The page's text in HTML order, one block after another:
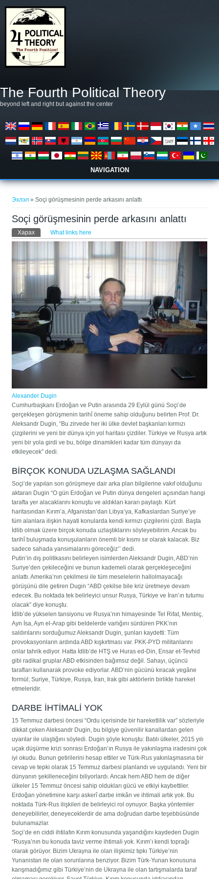
The Fourth Political Theory
beyond left and right but against the center
NAVIGATION
Эхлэл » Soçi görüşmesinin perde arkasını anlattı
Soçi görüşmesinin perde arkasını anlattı
Primary tabs
Харах (active tab)What links here
Alexander Dugin
Cumhurbaşkanı Erdoğan ve Putin arasında 29 Eylül günü Soçi’de
gerçekleşen görüşmenin tarihî öneme sahip olduğunu belirten Prof. Dr.
Aleksandr Dugin, “Bu zirvede her iki ülke devlet başkanları kırmızı
çizgilerini ve yeni bir dünya için yol haritası çizdiler. Türkiye ve Rusya artık
yeni bir yola girdi ve bu, bölge dinamikleri kadar tüm dünyayı da
etkileyecek” dedi.
BİRÇOK KONUDA UZLAŞMA SAĞLANDI
Soçi’de yapılan son görüşmeye dair arka plan bilgilerine vakıf olduğunu
aktaran Dugin “O gün Erdoğan ve Putin dünya dengeleri açısından hangi
tarafta yer alacaklarını konuştu ve aldıkları kararı paylaştı. Kürt
haritasından Kırım’a, Afganistan’dan Libya’ya, Kafkaslardan Suriye’ye
tüm alanlara ilişkin hayati konularda kendi kırmızı çizgilerini çizdi. Başta
İdlib olmak üzere birçok konuda uzlaştıklarını söyleyebilirim. Ancak bu
tarihî buluşmada konuşulanların önemli bir kısmı sır olarak kalacak. Biz
sadece sahada yansımalarını göreceğiz’’ dedi.
Putin’in dış politikasını belirleyen isimlerden Aleksandr Dugin, ABD’nin
Suriye’den çekileceğini ve bunun kademeli olarak gerçekleşeceğini
anlattı. Amerika’nın çekilmesi ile tüm meselelerin hallolmayacağı
görüşünü dile getiren Dugin “ABD çekilse bile kriz üretmeye devam
edecek. Bu noktada tek belirleyici unsur Rusya, Türkiye ve İran’ın tutumu
olacak” diye konuştu.
İdlib’de yükselen tansiyonu ve Rusya’nın himayesinde Tel Rifat, Menbiç,
Ayn İsa, Ayn el-Arap gibi beldelerde varlığını sürdüren PKK’nın
saldırılarını sorduğumuz Aleksandr Dugin, şunları kaydetti: Tüm
provokasyonların ardında ABD kışkırtması var. PKK-PYD militanlarını
onlar tahrik ediyor. Hatta İdlib’de HTŞ ve Huras ed-Din, Ensar et-Tevhid
gibi radikal gruplar ABD etkisinden bağımsız değil. Sahayı, üçüncü
tarafları kullanarak provoke ediyorlar. ABD’nin gücünü kıracak yegâne
formül; Suriye, Türkiye, Rusya, İran, Irak gibi aktörlerin birlikte hareket
etmeleridir.
DARBE İHTİMALİ YOK
15 Temmuz darbesi öncesi “Ordu içerisinde bir hareketlilik var” sözleriyle
dikkat çeken Aleksandr Dugin, bu bilgiye güvenilir kanallardan gelen
uyarılar ile ulaştığını söyledi. Dugin şöyle konuştu: Batılı ülkeler, 2015 yılı
uçak düşürme krizi sonrası Erdoğan’ın Rusya ile yakınlaşma iradesini çok
iyi okudu. Bunun getirilerini hesap ettiler ve Türk-Rus yakınlaşmasına bir
cevap ve tepki olarak 15 Temmuz darbesi planlandı ve uygulandı. Yeni bir
dünyanın şekilleneceğini biliyorlardı. Ancak hem ABD hem de diğer
ülkeler 15 Temmuz öncesi sahip oldukları gücü ve etkiyi kaybettiler.
Erdoğan yönetimine karşı askerî darbe imkân ve ihtimali artık yok. Bu
noktada Türk-Rus ilişkileri de belirleyici rol oynuyor. Başka yöntemler
deneyebilirler, deneyeceklerdir de ama doğrudan darbe teşebbüsünde
bulunamazlar.
Soçi’de en ciddi ihtilafın Kırım konusunda yaşandığını kaydeden Dugin
“Rusya’nın bu konuda taviz verme ihtimali yok. Kırım’ı kendi toprağı
olarak görüyor. Bizim Ukrayna ile olan ilişkimiz tıpkı Türkiye’nin
Yunanistan ile olan sorunlarına benziyor. Bizim Türk-Yunan konusuna
karışmadığımız gibi Türkiye’nin de Ukrayna ile olan tartışmalarda taraf